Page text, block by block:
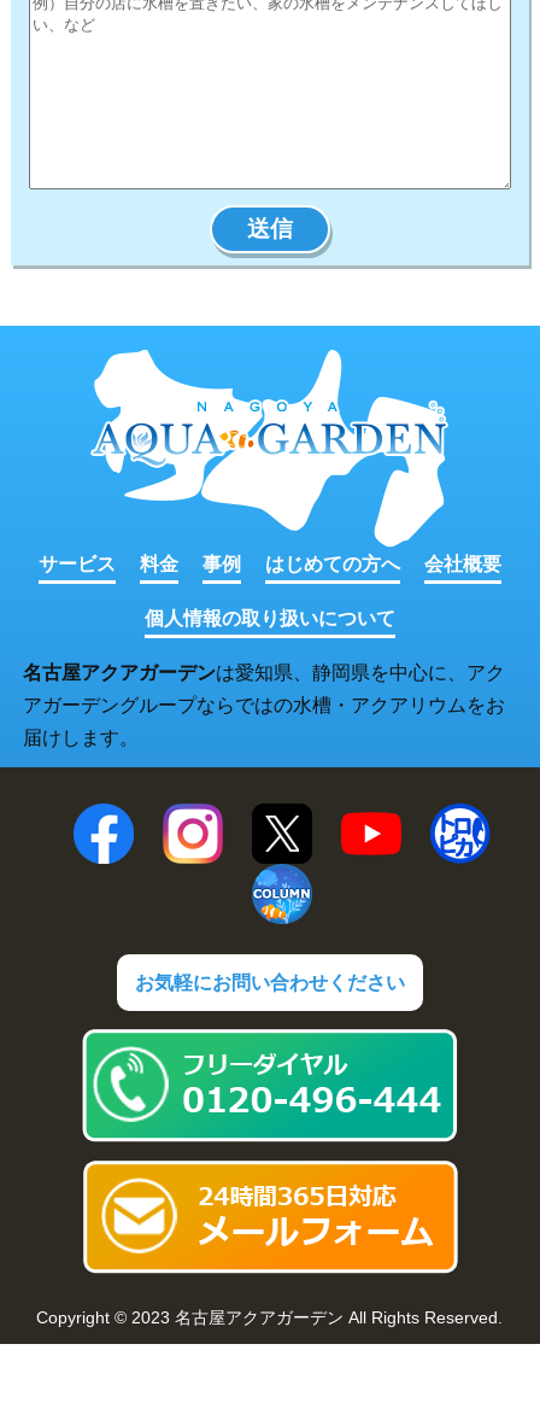
サービス 料金 事例 はじめての方へ 会社概要
個人情報の取り扱いについて
名古屋アクアガーデンは愛知県、静岡県を中心に、アク
アガーデングループならではの水槽・アクアリウムをお
届けします。
お気軽にお問い合わせください
Copyright © 2023 名古屋アクアガーデン All Rights Reserved.